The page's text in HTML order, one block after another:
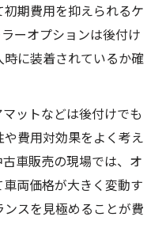
期費用を抑えられるケ
ーオプションは後付け
に装着されているか確
ットなどは後付けでも
費用対効果をよく考え
車販売の現場では、オ
両価格が大きく変動す
スを見極めることが費